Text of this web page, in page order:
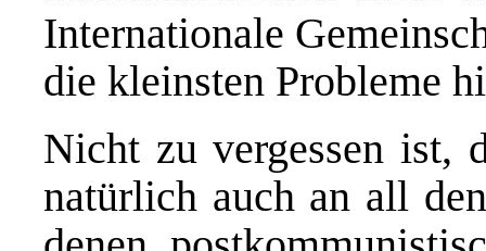
Internationale
die kleinsten Probleme
Nicht zu vergessen ist,
natürlich auch an all